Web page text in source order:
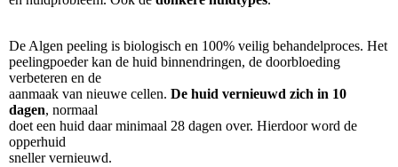
De Algen peeling is biologisch en 100% veilig behandelproces. Het
peelingpoeder kan de huid binnendringen, de doorbloeding
verbeteren en de
aanmaak van nieuwe cellen. De huid vernieuwd zich in 10
dagen, normaal
doet een huid daar minimaal 28 dagen over. Hierdoor word de
opperhuid
sneller vernieuwd.